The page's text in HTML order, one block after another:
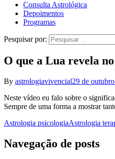
Consulta Astrológica
Depoimentos
Programas
Pesquisar por:
O que a Lua revela
By astrologiavivencial29 de
Neste vídeo eu falo sobre o
Sempre de uma forma a mostrar
Astrologia psicologiaAstrologia
Navegação de posts